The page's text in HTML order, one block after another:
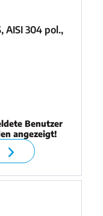
AISI 304 pol.,
Benutzer
angezeigt!